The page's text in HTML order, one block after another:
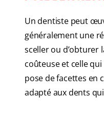
Un dentiste peut
généralement une
sceller ou d’obturer
coûteuse et celle
pose de facettes en
adapté aux dents